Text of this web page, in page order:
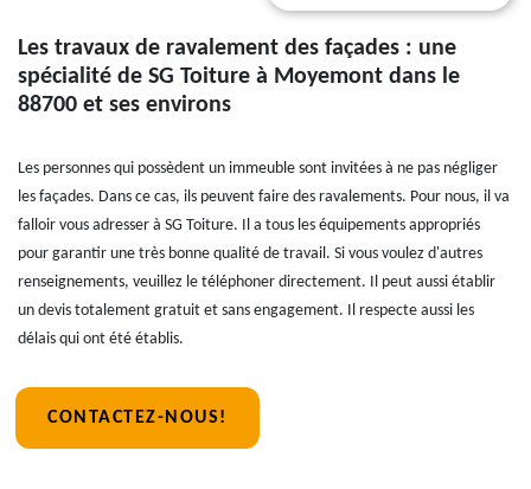
Les travaux de ravalement des façades : une
spécialité de SG Toiture à Moyemont dans le
88700 et ses environs
Les personnes qui possèdent un immeuble sont invitées à ne pas négliger
les façades. Dans ce cas, ils peuvent faire des ravalements. Pour nous, il va
falloir vous adresser à SG Toiture. Il a tous les équipements appropriés
pour garantir une très bonne qualité de travail. Si vous voulez d'autres
renseignements, veuillez le téléphoner directement. Il peut aussi établir
un devis totalement gratuit et sans engagement. Il respecte aussi les
délais qui ont été établis.
CONTACTEZ-NOUS!